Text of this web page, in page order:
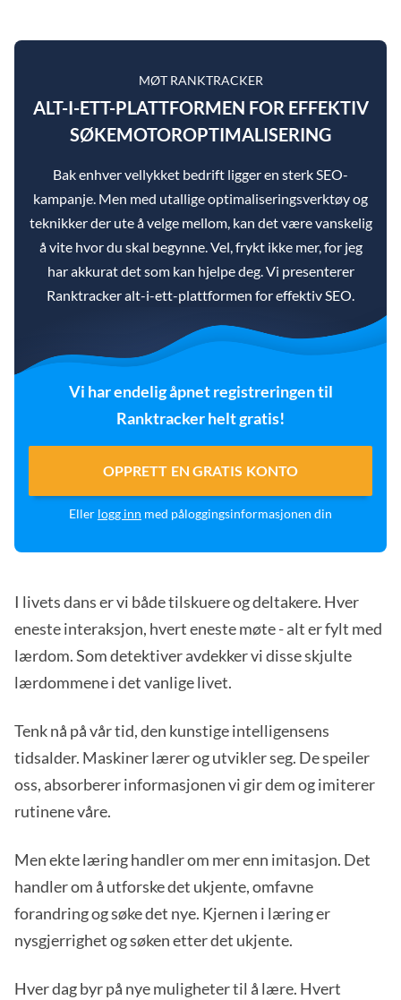
MØT RANKTRACKER
ALT-I-ETT-PLATTFORMEN FOR EFFEKTIV
SØKEMOTOROPTIMALISERING
Bak enhver vellykket bedrift ligger en sterk SEO-
kampanje. Men med utallige optimaliseringsverktøy og
teknikker der ute å velge mellom, kan det være vanskelig
å vite hvor du skal begynne. Vel, frykt ikke mer, for jeg
har akkurat det som kan hjelpe deg. Vi presenterer
Ranktracker alt-i-ett-plattformen for effektiv SEO.
Vi har endelig åpnet registreringen til
Ranktracker helt gratis!
OPPRETT EN GRATIS KONTO
Eller logg inn med påloggingsinformasjonen din
I livets dans er vi både tilskuere og deltakere. Hver
eneste interaksjon, hvert eneste møte - alt er fylt med
lærdom. Som detektiver avdekker vi disse skjulte
lærdommene i det vanlige livet.
Tenk nå på vår tid, den kunstige intelligensens
tidsalder. Maskiner lærer og utvikler seg. De speiler
oss, absorberer informasjonen vi gir dem og imiterer
rutinene våre.
Men ekte læring handler om mer enn imitasjon. Det
handler om å utforske det ukjente, omfavne
forandring og søke det nye. Kjernen i læring er
nysgjerrighet og søken etter det ukjente.
Hver dag byr på nye muligheter til å lære. Hvert